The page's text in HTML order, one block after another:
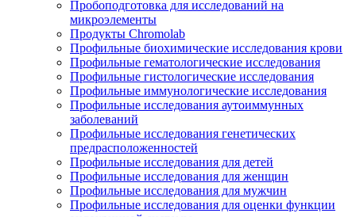
Пробоподготовка для исследований на
микроэлементы
Продукты Chromolab
Профильные биохимические исследования крови
Профильные гематологические исследования
Профильные гистологические исследования
Профильные иммунологические исследования
Профильные исследования аутоиммунных
заболеваний
Профильные исследования генетических
предрасположенностей
Профильные исследования для детей
Профильные исследования для женщин
Профильные исследования для мужчин
Профильные исследования для оценки функции